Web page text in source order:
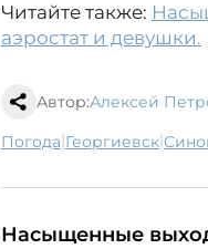
Читайте также:
аэростат и девушки.
Автор:Алексей
погода| Георгиевск|
Насыщенные